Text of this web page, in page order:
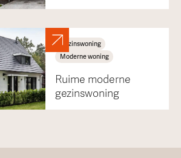
Gezinswoning
Moderne woning
Ruime moderne
gezinswoning